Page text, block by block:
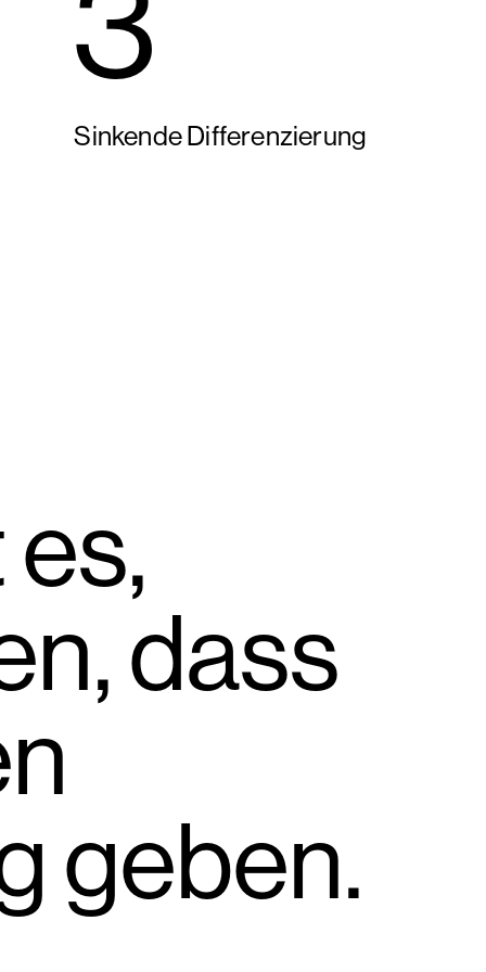
Sinkende Differenzierung
dass
geben.